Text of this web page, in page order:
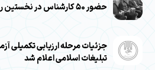
حضور ۵۰ کارشناس در نخستین رویداد منطقه‌ای قرآنی
جزئیات مرحله ارزیابی تکمیلی
تبلیغات اسلامی اعلام شد